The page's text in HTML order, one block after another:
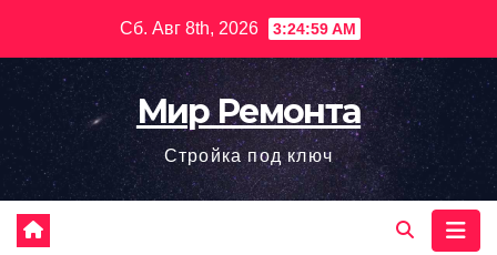
содержимому
Сб. Авг 8th, 2026 3:25:00 AM
Мир Ремонта
Стройка под ключ